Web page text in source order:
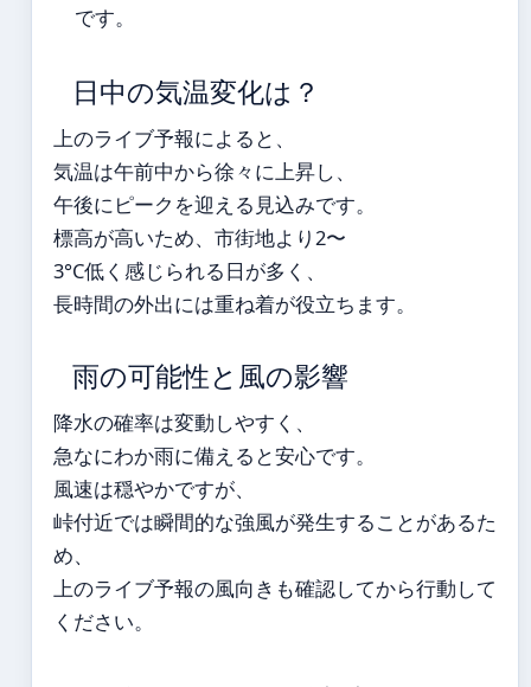
です。
日中の気温変化は？
上のライブ予報によると、
気温は午前中から徐々に上昇し、
午後にピークを迎える見込みです。
標高が高いため、市街地より2〜
3°C低く感じられる日が多く、
長時間の外出には重ね着が役立ちます。
雨の可能性と風の影響
降水の確率は変動しやすく、
急なにわか雨に備えると安心です。
風速は穏やかですが、
峠付近では瞬間的な強風が発生することがあるた
め、
上のライブ予報の風向きも確認してから行動して
ください。